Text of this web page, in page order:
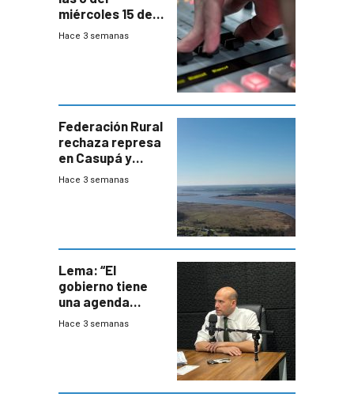
miércoles 15 de
julio de 2026
Hace 3 semanas
Federación Rural
rechaza represa
en Casupá y
firma demanda
Hace 3 semanas
Lema: “El
gobierno tiene
una agenda
destructiva”
Hace 3 semanas